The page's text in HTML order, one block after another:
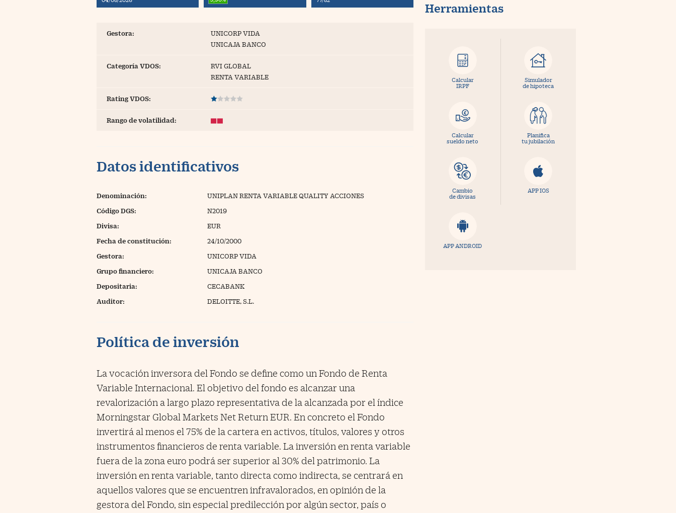
Blogs
Gestora:
UNICORP VIDA
UNICAJA BANCO
Categoría VDOS:
RVI GLOBAL
RENTA VARIABLE
Rating VDOS:
Rango de volatilidad:
Datos identificativos
Denominación: UNIPLAN RENTA VARIABLE QUALITY ACCIONES
Código DGS: N2019
Divisa: EUR
Fecha de constitución: 24/10/2000
Gestora: UNICORP VIDA
Grupo financiero: UNICAJA BANCO
Depositaria: CECABANK
Auditor: DELOITTE, S.L.
Política de inversión
La vocación inversora del Fondo se define como un Fondo de Renta
Variable Internacional. El objetivo del fondo es alcanzar una
revalorización a largo plazo representativa de la alcanzada por el índice
Morningstar Global Markets Net Return EUR. En concreto el Fondo
invertirá al menos el 75% de la cartera en activos, títulos, valores y otros
instrumentos financieros de renta variable. La inversión en renta variable
fuera de la zona euro podrá ser superior al 30% del patrimonio. La
inversión en renta variable, tanto directa como indirecta, se centrará en
aquellos valores que se encuentren infravalorados, en opinión de la
gestora del Fondo, sin especial predilección por algún sector, país o
Herramientas
Calcular
IRPF
Simulador
de hipoteca
Calcular
sueldo neto
Planifica
tu jubilación
Cambio
de divisas
APP IOS
APP ANDROID